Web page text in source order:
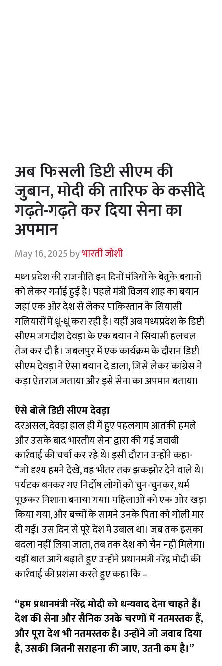
अब फिसली डिप्टी सीएम की
जुबान, मोदी की तारिफ के कसीदे
गढ़ते-गढ़ते कर दिया सेना का
अपमान
May 16, 2025byभारती जोशी
मध्य प्रदेश की राजनीति इन दिनों मंत्रियों के बेतुके बयानों
को लेकर गर्माई हुई है। पहले मंत्री विजय शाह का बयान
जहां एक ओर देश से लेकर पाकिस्तान के सियासी
गलियारों में धूं-धूं करा रही है। यहीं अब मध्यप्रदेश के डिप्टी
सीएम जगदीश देवड़ा के एक बयान ने सियासी हलचल
तेज कर दी है। जबलपुर में एक कार्यक्रम के दौरान डिप्टी
सीएम देवड़ा ने ऐसा बयान दे डाला, जिसे लेकर कांग्रेस ने
कड़ा ऐतराज जताया और इसे सेना का अपमान बताया।
ऐसे बोले डिप्टी सीएम देवड़ा
दरअसल, देवड़ा हाल ही में हुए पहलगाम आतंकी हमले
और उसके बाद भारतीय सेना द्वारा की गई जवाबी
कार्रवाई की चर्चा कर रहे थे। इसी दौरान उन्होंने कहा-
“जो दृश्य हमने देखे, वह भीतर तक झकझोर देने वाले थे।
पर्यटक बनकर गए निर्दोष लोगों को चुन-चुनकर, धर्म
पूछकर निशाना बनाया गया। महिलाओं को एक ओर खड़ा
किया गया, और बच्चों के सामने उनके पिता को गोली मार
दी गई। उस दिन से पूरे देश में उबाल था। जब तक इसका
बदला नहीं लिया जाता, तब तक देश को चैन नहीं मिलेगा।
यहीं बात आगे बढ़ाते हुए उन्होंने प्रधानमंत्री नरेंद्र मोदी की
कार्रवाई की प्रशंसा करते हुए कहा कि –
“हम प्रधानमंत्री नरेंद्र मोदी को धन्यवाद देना चाहते हैं।
देश की सेना और सैनिक उनके चरणों में नतमस्तक हैं,
और पूरा देश भी नतमस्तक है। उन्होंने जो जवाब दिया
है,उसकी जितनी सराहना की जाए,उतनी कम है।”